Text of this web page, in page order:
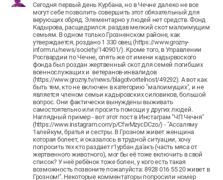
Сегодня первый день Курбана, но в Чечне далеко не все
могут себе позволить совершить этот обязательный для
верующих обряд. Элементарно у людей нет средств. Фонд
Кадырова, расщедрился. раздав мелкий скот малоимущим
семьям. В одном только Грозненском районе, как
утверждается, роздано 1 330 овец (https://www.grozny-
inform.ru/news/society/140901/). Кроме того, в Управлении
Росгвардии по Чечне, опять же от имени кадырвоского
фонда был роздан жертвенный скот для семей погибших
военнослужащих и ветеранов-инвалидов
(https://www.grozny.tv/news/blagotvoritelnost/49292). А вот как
быть тем, кто не включен в категорию "малоимущих", и не
является членом семьи кадыровских силовиков, большой
вопрос. Они фактически вынуждены выживать
самостоятельно или просить помощи у других людей.
Наглядный пример - вот этот пост в Инстаграм "ЧП Чечня"
(https://www.instagram.com/p/CfwMzycDCzo/) - "Ассаляму
1алейкум, братья и сестры. В Грозном живет женщина
которая болеет, и оказалось в трудной ситуации, хочу
попросить тех кто раздает г1урбан да'акъ (часть мяса от
жертвенного животного), мог бы её тоже включить в свой
список? У неё ребёнок тоже болен, у кого есть такая
возможность позвоните пожалуйста: 8928 016 55 20 живет в
Грозном!". Некоторые комментаторы попросили номер